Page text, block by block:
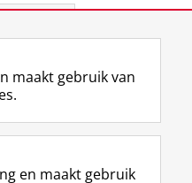
F
a
e
L
i
k
R
S
-
I
n
t
Y
o
T
maakt gebruik van
en maakt gebruik